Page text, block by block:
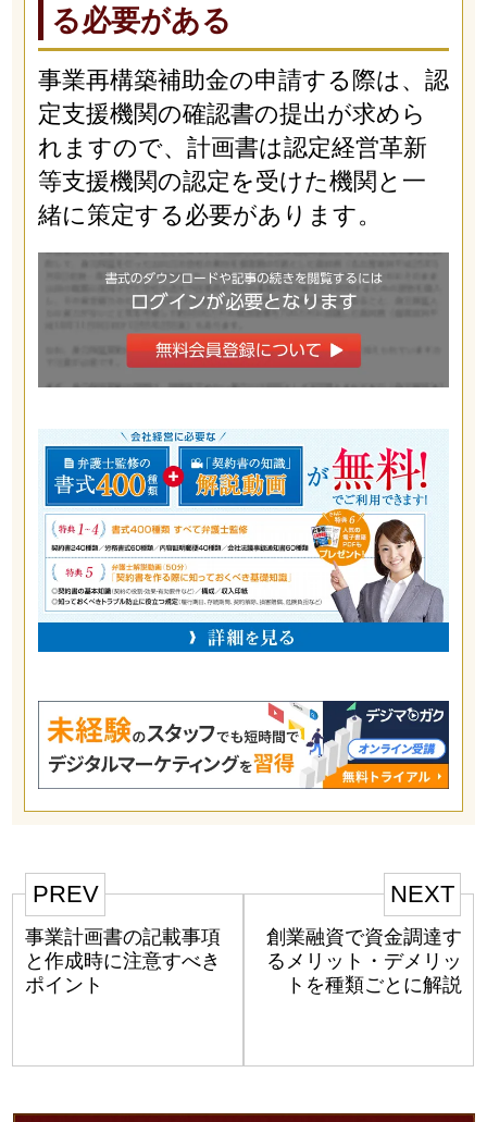
る必要がある
事業再構築補助金の申請する際は、認
定支援機関の確認書の提出が求めら
れますので、計画書は認定経営革新
等支援機関の認定を受けた機関と一
緒に策定する必要があります。
PREV
事業計画書の記載事項
と作成時に注意すべき
ポイント
NEXT
創業融資で資金調達す
るメリット・デメリッ
トを種類ごとに解説